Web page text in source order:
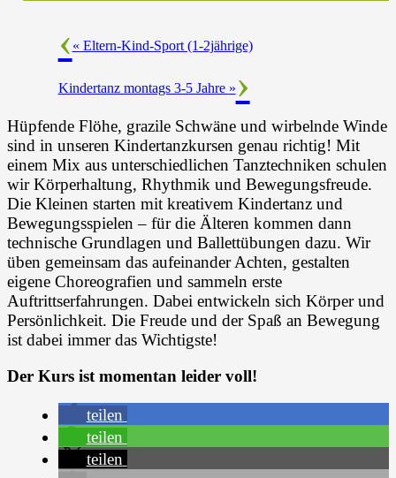
« Eltern-Kind-Sport (1-2jährige)
Kindertanz montags 3-5 Jahre »
Hüpfende Flöhe, grazile Schwäne und wirbelnde Winde
sind in unseren Kindertanzkursen genau richtig! Mit
einem Mix aus unterschiedlichen Tanztechniken schulen
wir Körperhaltung, Rhythmik und Bewegungsfreude.
Die Kleinen starten mit kreativem Kindertanz und
Bewegungsspielen – für die Älteren kommen dann
technische Grundlagen und Ballettübungen dazu. Wir
üben gemeinsam das aufeinander Achten, gestalten
eigene Choreografien und sammeln erste
Auftrittserfahrungen. Dabei entwickeln sich Körper und
Persönlichkeit. Die Freude und der Spaß an Bewegung
ist dabei immer das Wichtigste!
Der Kurs ist momentan leider voll!
teilen
teilen
teilen